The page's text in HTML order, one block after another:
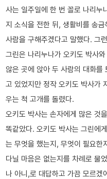
사는 일주일에 한 번 꼴로 나리누
지 소식을 전한 뒤, 생활비를 송
사람을 구해주겠다고 말했다. 그
그린은 나리누나가 오키도 박사
않은 곳에 앉아 두 사람의 대화를
고 있었지만 정작 오키도 박사가
우는 척 고개를 돌렸다.
오키도 박사는 손자에게 많은 것
똑같았다. 오키도 박사는 그린에
는 무엇을 했는지, 무엇이 필요한
다닐 마음은 없는지를 차례로 물
나 아니,로 대답하고 가끔 모르겠